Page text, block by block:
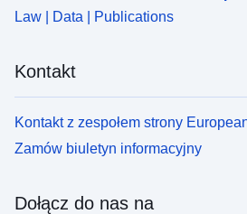
Law | Data | Publications
Kontakt
Kontakt z zespołem strony
Zamów biuletyn informacyjny
Dołącz do nas na